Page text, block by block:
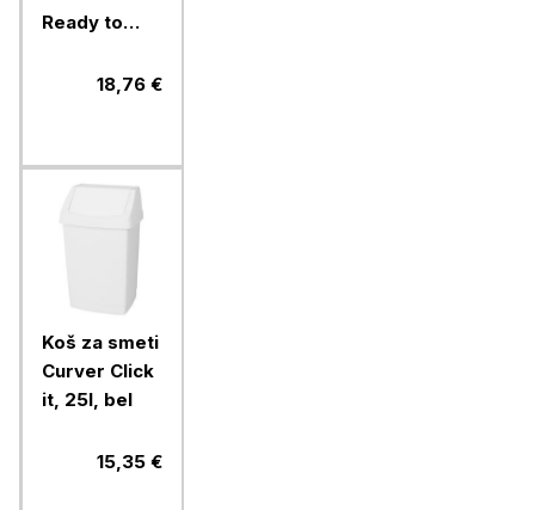
Ready to
temno siv18,76 €
Koš za smeti
Curver Click
it, 25l, bel
15,35 €